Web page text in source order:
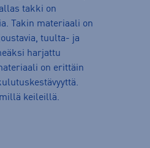
takki on
Takin materiaali on
tuulta- ja
harjattu
on erittäin
keileillä.